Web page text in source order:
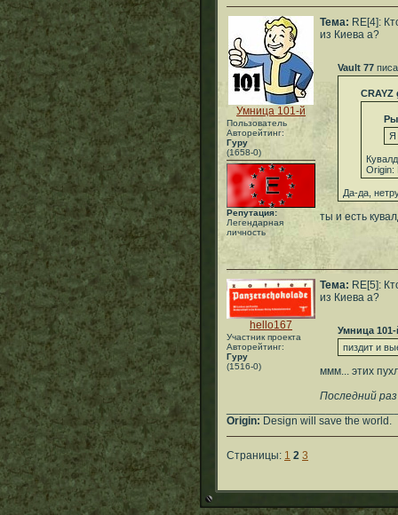
Умница 101-й
Пользователь
Авторейтинг:
Гуру
(1658-0)
Репутация:
Легендарная
личность
Тема: RE[4]:
из Киева а?
Vault 77
CRAYZ
Я
Origin:
Да-да,
ты и есть
hello167
Участник проекта
Авторейтинг:
Гуру
(1516-0)
Тема: RE[5]:
из Киева а?
Умница 101-
пиздит и
ммм... этих
Последний
Origin: Design will save the world.
Страницы: 1 2 3